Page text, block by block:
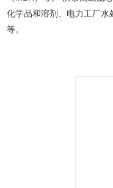
化学品和溶剂、电力工厂
等。